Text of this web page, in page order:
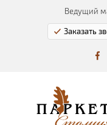
Ведущий
Заказать